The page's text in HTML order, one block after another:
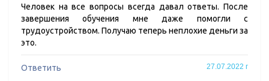
Человек на все вопросы всегда давал ответы. После
завершения обучения мне даже помогли с
трудоустройством. Получаю теперь неплохие деньги за
это.
Ответить 27.07.2022 г